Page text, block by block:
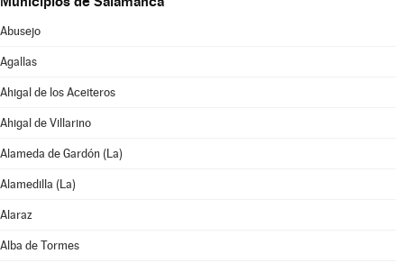
Abusejo
Agallas
Ahigal de los Aceiteros
Ahigal de Villarino
Alameda de Gardón (La)
Alamedilla (La)
Alaraz
Alba de Tormes